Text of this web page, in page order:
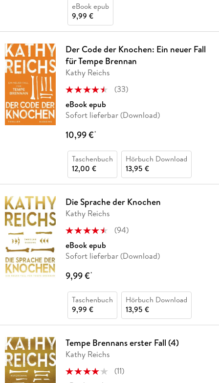
eBook epub
9,99 €
Der Code der Knochen: Ein neuer Fall
für Tempe Brennan
Kathy Reichs
(33)
eBook epub
Sofort lieferbar (Download)
10,99 €*
Taschenbuch
12,00 €
Hörbuch Download
13,95 €
Die Sprache der Knochen
Kathy Reichs
(94)
eBook epub
Sofort lieferbar (Download)
9,99 €*
Taschenbuch
9,99 €
Hörbuch Download
13,95 €
Tempe Brennans erster Fall (4)
Kathy Reichs
(11)